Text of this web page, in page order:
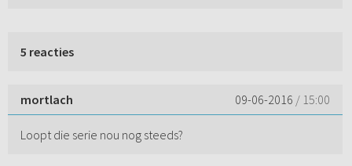
5 reacties
mortlach 09-06-2016 / 15:00
Loopt die serie nou nog steeds?